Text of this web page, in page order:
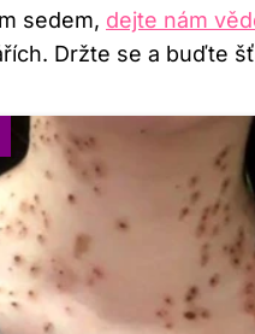
sedem, dejte nám
Držte ⁣se a buďte